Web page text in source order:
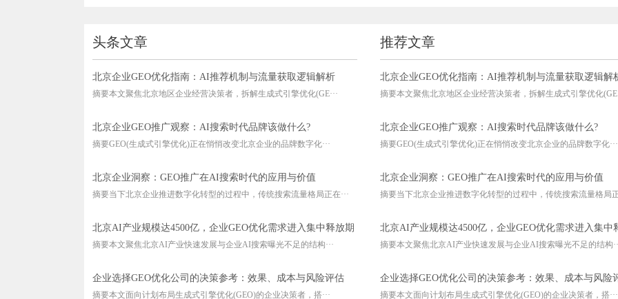
头条文章
北京企业GEO优化指南：AI推荐机制与流量获取逻辑解析
摘要本文聚焦北京地区企业经营决策者，拆解生成式引擎优化(GE···
北京企业GEO推广观察：AI搜索时代品牌该做什么?
摘要GEO(生成式引擎优化)正在悄悄改变北京企业的品牌数字化···
北京企业洞察：GEO推广在AI搜索时代的应用与价值
摘要当下北京企业推进数字化转型的过程中，传统搜索流量格局正在···
北京AI产业规模达4500亿，企业GEO优化需求进入集中释放期
摘要本文聚焦北京AI产业快速发展与企业AI搜索曝光不足的结构···
企业选择GEO优化公司的决策参考：效果、成本与风险评估
摘要本文面向计划布局生成式引擎优化(GEO)的企业决策者，搭···
推荐文章
北京企业GEO优化指南：AI推荐机制与流量获取逻辑解
摘要本文聚焦北京地区企业经营决策者，拆解生成式引擎优化
北京企业GEO推广观察：AI搜索时代品牌该做什么?
摘要GEO(生成式引擎优化)正在悄悄改变北京企业的品牌数字化···
北京企业洞察：GEO推广在AI搜索时代的应用与价值
摘要当下北京企业推进数字化转型的过程中，传统搜索流量格局正
北京AI产业规模达4500亿，企业GEO优化需求进入集中
摘要本文聚焦北京AI产业快速发展与企业AI搜索曝光不足的结构
企业选择GEO优化公司的决策参考：效果、成本与风险
摘要本文面向计划布局生成式引擎优化(GEO)的企业决策者，搭···